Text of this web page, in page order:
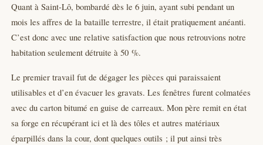
Quant à Saint-Lô, bombardé dès le 6 juin, ayant subi pendant un
mois les affres de la bataille terrestre, il était pratiquement anéanti.
C’est donc avec une relative satisfaction que nous retrouvions notre
habitation seulement détruite à 50 %.
Le premier travail fut de dégager les pièces qui paraissaient
utilisables et d’en évacuer les gravats. Les fenêtres furent colmatées
avec du carton bitumé en guise de carreaux. Mon père remit en état
sa forge en récupérant ici et là des tôles et autres matériaux
éparpillés dans la cour, dont quelques outils ; il put ainsi très